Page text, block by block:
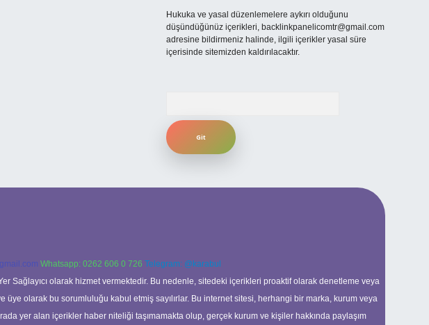
Hukuka ve yasal düzenlemelere aykırı olduğunu
düşündüğünüz içerikleri, backlinkpanelicomtr@gmail.com
adresine bildirmeniz halinde, ilgili içerikler yasal süre
içerisinde sitemizden kaldırılacaktır.
Whatsapp: 0262 606 0 726 Telegram: @karabul
Sağlayıcı olarak hizmet vermektedir. Bu nedenle, sitedeki içerikleri proaktif olarak denetleme veya
olarak bu sorumluluğu kabul etmiş sayılırlar. Bu internet sitesi, herhangi bir marka, kurum veya
yer alan içerikler haber niteliği taşımamakta olup, gerçek kurum ve kişiler hakkında paylaşım